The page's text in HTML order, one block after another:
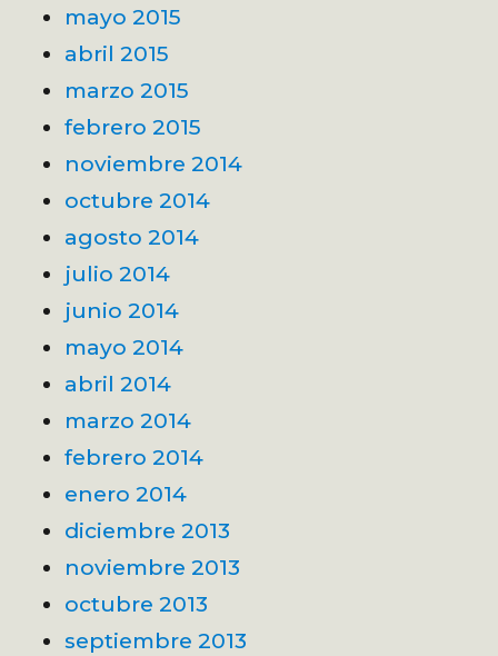
mayo 2015
abril 2015
marzo 2015
febrero 2015
noviembre 2014
octubre 2014
agosto 2014
julio 2014
junio 2014
mayo 2014
abril 2014
marzo 2014
febrero 2014
enero 2014
diciembre 2013
noviembre 2013
octubre 2013
septiembre 2013